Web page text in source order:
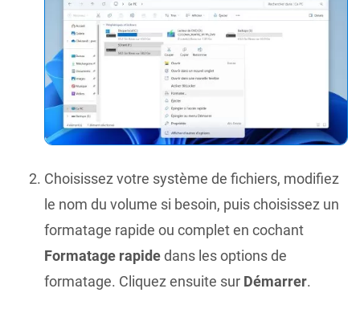
Choisissez votre système de fichiers, modifiez
le nom du volume si besoin, puis choisissez un
formatage rapide ou complet en cochant
Formatage rapidedans les options de
formatage. Cliquez ensuite sur Démarrer.